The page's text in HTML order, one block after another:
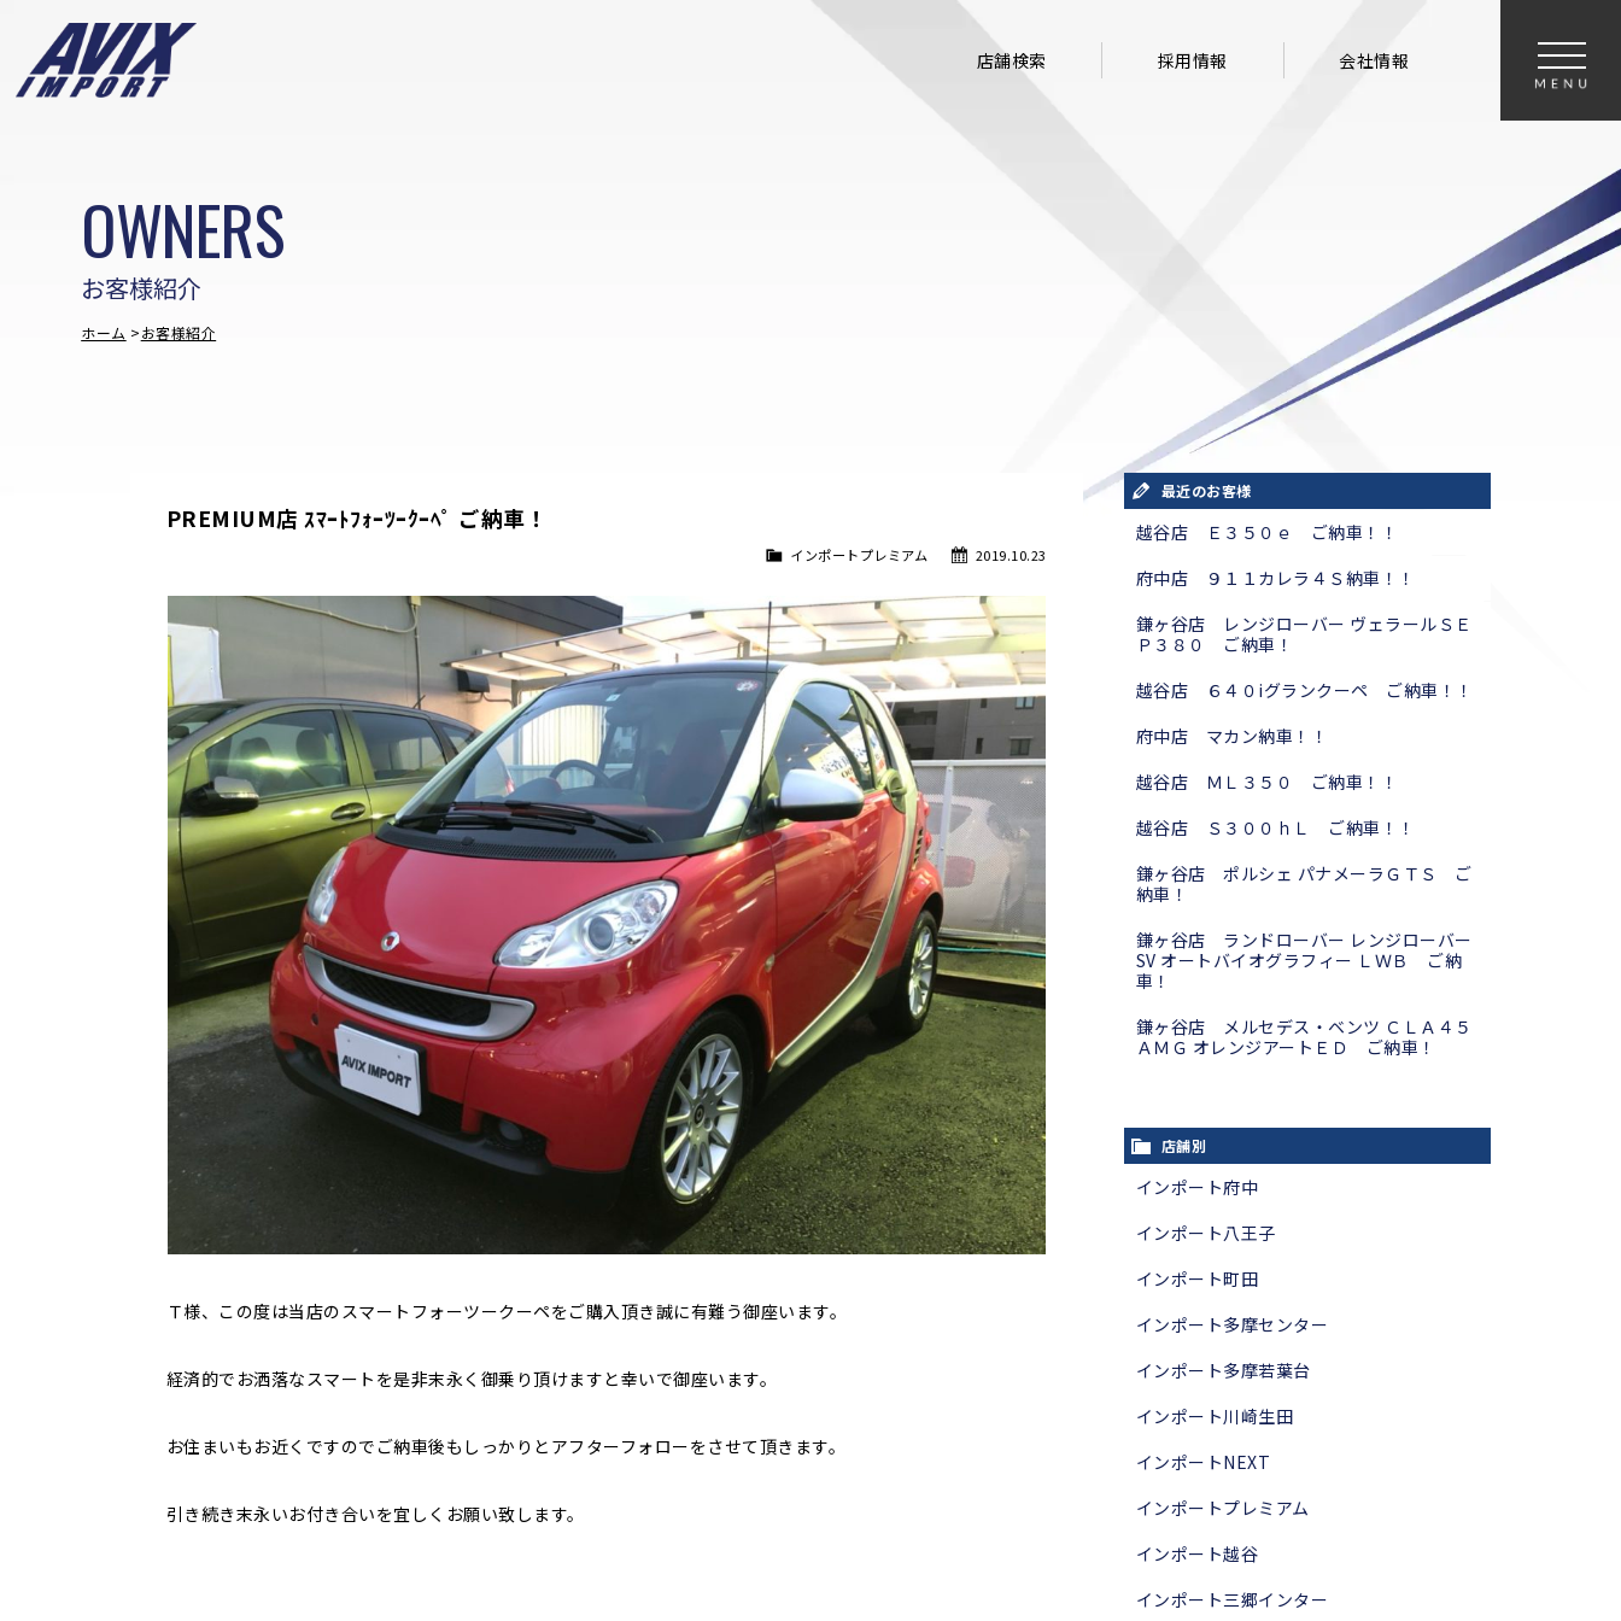
店舗検索 採用情報 会社情報
お客様紹介
OWNERS
ホーム お客様紹介
PREMIUM店 ｽﾏｰﾄﾌｫｰﾂｰｸｰﾍﾟ ご納車！
2019.10.23
インポートプレミアム
Ｔ様、この度は当店のスマートフォーツークーペをご購入頂き誠に有難う御座います。
経済的でお洒落なスマートを是非末永く御乗り頂けますと幸いで御座います。
お住まいもお近くですのでご納車後もしっかりとアフターフォローをさせて頂きます。
引き続き末永いお付き合いを宜しくお願い致します。
最近のお客様
越谷店 Ｅ３５０ｅ ご納車！！
府中店 ９１１カレラ４Ｓ納車！！
鎌ヶ谷店 レンジローバー ヴェラールＳＥ
Ｐ３８０ ご納車！
越谷店 ６４０iグランクーペ ご納車！！
府中店 マカン納車！！
越谷店 ＭＬ３５０ ご納車！！
越谷店 Ｓ３００ｈＬ ご納車！！
鎌ヶ谷店 ポルシェ パナメーラＧＴＳ ご
納車！
鎌ヶ谷店 ランドローバー レンジローバー
SV オートバイオグラフィー ＬＷＢ ご納
車！
鎌ヶ谷店 メルセデス・ベンツ ＣＬＡ４５
ＡＭＧ オレンジアートＥＤ ご納車！
店舗別
インポート府中
インポート八王子
インポート町田
インポート多摩センター
インポート多摩若葉台
インポート川崎生田
インポートNEXT
インポートプレミアム
インポート越谷
インポート三郷インター